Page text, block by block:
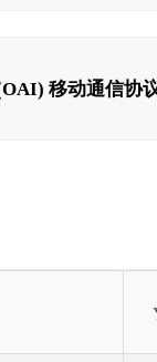
移动通信协